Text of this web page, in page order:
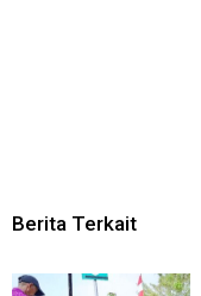
Berita Terkait